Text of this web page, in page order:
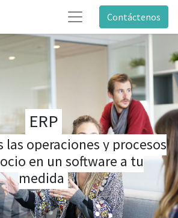
Contáctenos
ERP
las operaciones y procesos
en un software a tu
medida